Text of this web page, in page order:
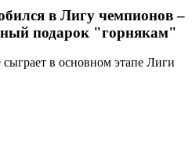
в Лигу чемпионов –
подарок "горнякам"
в основном этапе Лиги